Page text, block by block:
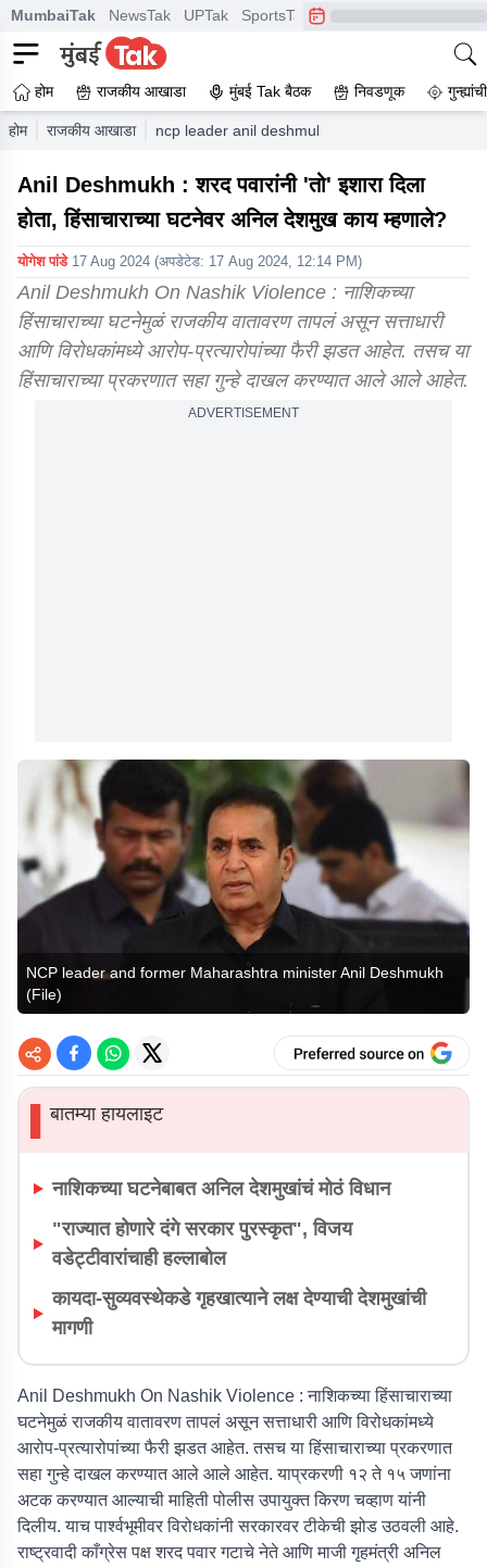
MumbaiTak NewsTak UPTak SportsTak CrimeTak
होम राजकीय आखाडा मुंबई Tak बैठक निवडणूक
होम राजकीय आखाडा ncp leader anil deshmukh gives big statement
Anil Deshmukh : शरद पवारांनी 'तो' इशारा दिला
होता, हिंसाचाराच्या घटनेवर अनिल देशमुख काय म्हणाले?
योगेश पांडे 17 Aug 2024 (अपडेटेड: 17 Aug 2024, 12:14 PM)
Anil Deshmukh On Nashik Violence : नाशिकच्या
हिंसाचाराच्या घटनेमुळं राजकीय वातावरण तापलं असून सत्ताधारी
आणि विरोधकांमध्ये आरोप-प्रत्यारोपांच्या फैरी झडत आहेत. तसच या
हिंसाचाराच्या प्रकरणात सहा गुन्हे दाखल करण्यात आले आले आहेत.
ADVERTISEMENT
NCP leader and former Maharashtra minister Anil Deshmukh
(File)
▌बातम्या हायलाइट
नाशिकच्या घटनेबाबत अनिल देशमुखांचं मोठं विधान
"राज्यात होणारे दंगे सरकार पुरस्कृत", विजय
वडेट्टीवारांचाही हल्लाबोल
कायदा-सुव्यवस्थेकडे गृहखात्याने लक्ष देण्याची देशमुखांची
मागणी
Anil Deshmukh On Nashik Violence :नाशिकच्या हिंसाचाराच्या
घटनेमुळं राजकीय वातावरण तापलं असून सत्ताधारी आणि विरोधकांमध्ये
आरोप-प्रत्यारोपांच्या फैरी झडत आहेत. तसच या हिंसाचाराच्या प्रकरणात
सहा गुन्हे दाखल करण्यात आले आले आहेत. याप्रकरणी १२ ते १५ जणांना
अटक करण्यात आल्याची माहिती पोलीस उपायुक्त किरण चव्हाण यांनी
दिलीय. याच पार्श्वभूमीवर विरोधकांनी सरकारवर टीकेची झोड उठवली आहे.
राष्ट्रवादी काँग्रेस पक्ष शरद पवार गटाचे नेते आणि माजी गृहमंत्री अनिल